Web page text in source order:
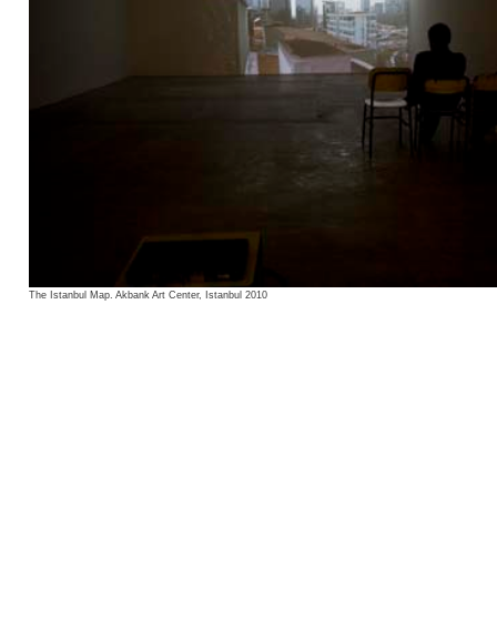
The Istanbul Map. Akbank Art Center, Istanbul 2010